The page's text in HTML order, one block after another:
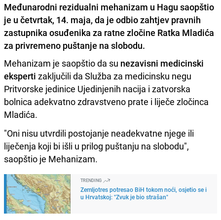
Međunarodni rezidualni mehanizam u Hagu saopštio
je u četvrtak, 14. maja, da je odbio zahtjev pravnih
zastupnika osuđenika za ratne zločine Ratka Mladića
za privremeno puštanje na slobodu.
Mehanizam je saopštio da su nezavisni medicinski
eksperti zaključili da Služba za medicinsku negu
Pritvorske jedinice Ujedinjenih nacija i zatvorska
bolnica adekvatno zdravstveno prate i liječe zločinca
Mladića.
"Oni nisu utvrdili postojanje neadekvatne njege ili
liječenja koji bi išli u prilog puštanju na slobodu",
saopštio je Mehanizam.
TRENDING
Zemljotres potresao BiH tokom noći, osjetio se i
u Hrvatskoj: "Zvuk je bio strašan"